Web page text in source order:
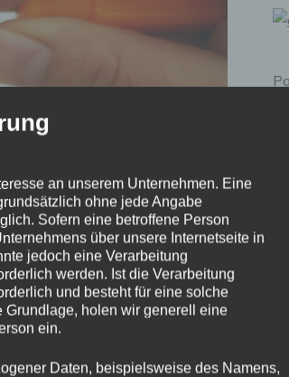
an unserem Unternehmen. Eine
ohne jede Angabe
Sofern eine betroffene Person
über unsere Internetseite in
jedoch eine Verarbeitung
werden. Ist die Verarbeitung
und besteht für eine solche
holen wir generell eine
ein.
Daten, beispielsweise des Namens,